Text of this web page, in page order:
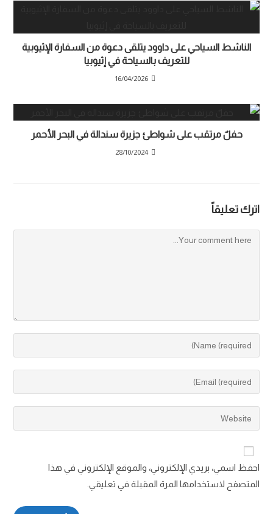
الناشط السياحي على داوود يتلقى دعوة من السفارة الإثيوبية
للتعريف بالسياحة في إثيوبيا
16/04/2026
حفلٌ مرتقب على شواطئ جزيرة سندالة في البحر الأحمر
28/10/2024
اترك تعليقاً
احفظ اسمي، بريدي الإلكتروني، والموقع الإلكتروني في هذا
المتصفح لاستخدامها المرة المقبلة في تعليقي.